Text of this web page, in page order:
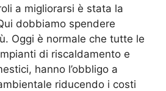
a migliorarsi è stata la
dobbiamo spendere
Oggi è normale che tutte le
di riscaldamento e
hanno l’obbligo a
riducendo i costi